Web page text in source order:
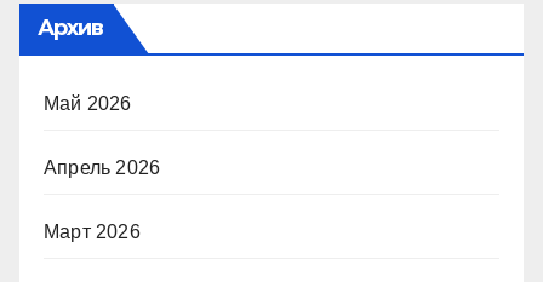
Архив
Май 2026
Апрель 2026
Март 2026